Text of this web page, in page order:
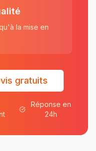
la mise en
gratuits
Réponse en
24h